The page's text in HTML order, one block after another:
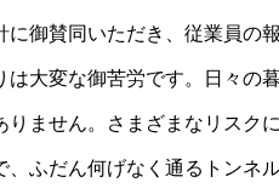
御賛同いただき、従業員の
大変な御苦労です。日々の
ません。さまざまなリスク
ふだん何げなく通るトンネ